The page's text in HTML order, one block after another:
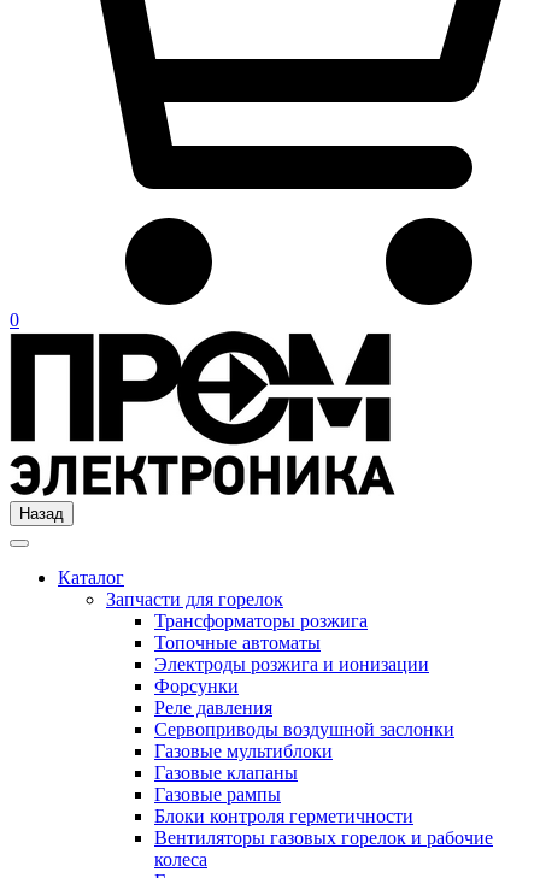
0
Назад
Каталог
Запчасти для горелок
Трансформаторы розжига
Топочные автоматы
Электроды розжига и ионизации
Форсунки
Реле давления
Сервоприводы воздушной заслонки
Газовые мультиблоки
Газовые клапаны
Газовые рампы
Блоки контроля герметичности
Вентиляторы газовых горелок и рабочие
колеса